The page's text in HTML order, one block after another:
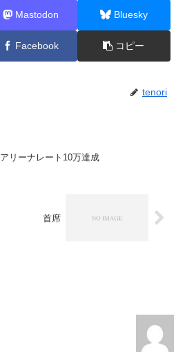
Mastodon Bluesky
Facebook コピー
tenori
アリーナレート10万達成
首席